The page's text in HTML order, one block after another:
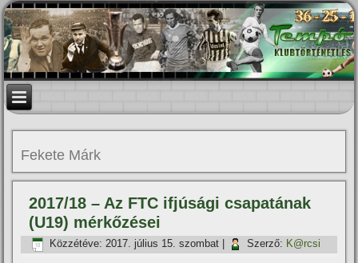
Fekete Márk
2017/18 – Az FTC ifjúsági csapatának
(U19) mérkőzései
Közzétéve: 2017. július 15. szombat Szerző: K@rcsi